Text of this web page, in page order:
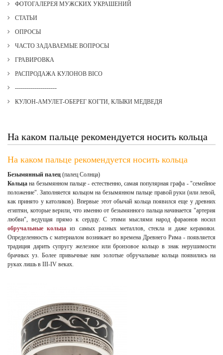
ФОТОГАЛЕРЕЯ МУЖСКИХ УКРАШЕНИЙ
СТАТЬИ
ОПРОСЫ
ЧАСТО ЗАДАВАЕМЫЕ ВОПРОСЫ
ГРАВИРОВКА
РАСПРОДАЖА КУЛОНОВ BICO
---------------------
КУЛОН-АМУЛЕТ-ОБЕРЕГ КОГТИ, КЛЫКИ МЕДВЕДЯ
На каком пальце рекомендуется носить кольца
На каком пальце рекомендуется носить кольца
Безымянный палец (палец Солнца)
Кольца на безымянном пальце - естественно, самая популярная графа - "семейное
положение". Заполняется кольцом на безымянном пальце правой руки (или левой,
как принято у католиков). Впервые этот обычай кольца появился еще у древних
египтян, которые верили, что именно от безымянного пальца начинается "артерия
любви", ведущая прямо к сердцу. С этими мыслями народ фараонов носил
обручальные кольца из самых разных металлов, стекла и даже керамики.
Определенность с материалом возникает во времена Древнего Рима - появляется
традиция дарить супругу железное или бронзовое кольцо в знак нерушимости
брачных уз. Более привычные нам золотые обручальные кольца появились на
руках лишь в III-IV веках.